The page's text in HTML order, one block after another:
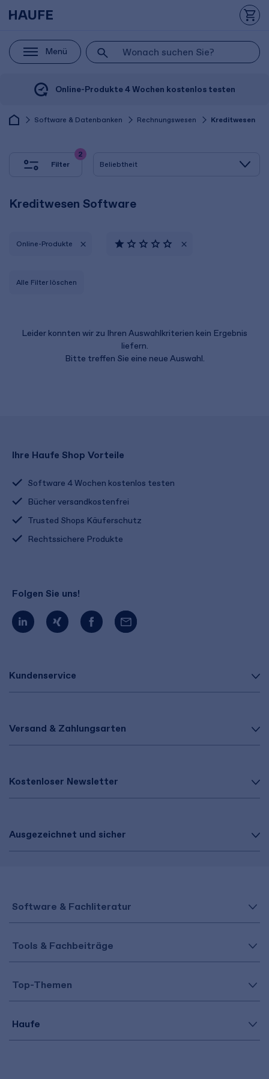
Menü
Online-Produkte 4 Wochen kostenlos testen
Software & Datenbanken Rechnungswesen Kreditwesen
Filter
2
Kreditwesen Software
Online-Produkte
Alle Filter löschen
Leider konnten wir zu Ihren Auswahlkriterien kein Ergebnis
liefern.
Bitte treffen Sie eine neue Auswahl.
Kundenservice
Versand & Zahlungsarten
Kostenloser Newsletter
Ausgezeichnet und sicher
Ihre Haufe Shop Vorteile
Software 4 Wochen kostenlos testen
Bücher versandkostenfrei
Trusted Shops Käuferschutz
Rechtssichere Produkte
Folgen Sie uns!
Software & Fachliteratur
Tools & Fachbeiträge
Top-Themen
Haufe